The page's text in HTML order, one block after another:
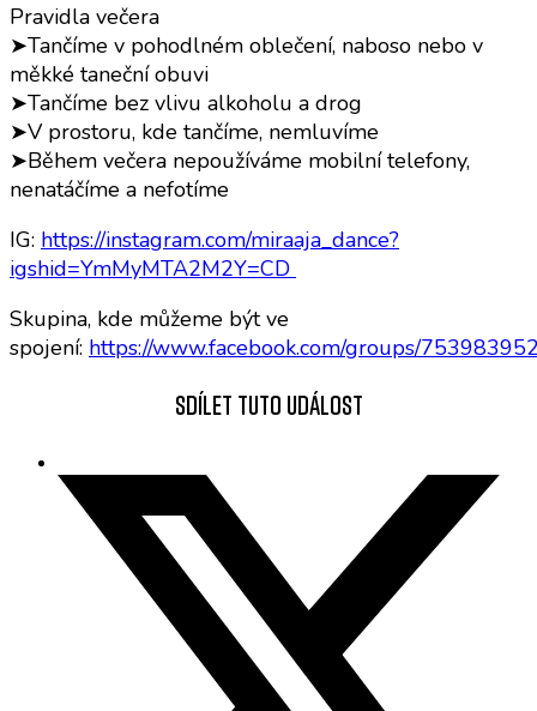
Pravidla večera
➤Tančíme v pohodlném oblečení, naboso nebo v
měkké taneční obuvi
➤Tančíme bez vlivu alkoholu a drog
➤V prostoru, kde tančíme, nemluvíme
➤Během večera nepoužíváme mobilní telefony,
nenatáčíme a nefotíme
IG: https://instagram.com/miraaja_dance?
igshid=YmMyMTA2M2Y=CD
Skupina, kde můžeme být ve
spojení: https://www.facebook.com/groups/
Sdílet tuto událost